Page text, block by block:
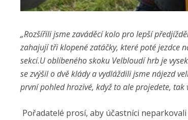
„Rozšířili jsme zaváděcí kolo pro lepší
zahajují tři klopené zatáčky, které poté jezdce
sekcí. ​U oblíbeného skoku Velbloudí hrb je
se zvýšil o dvě klády a vydláždili jsme nájezd
první pohled hrozivé, když to ale projedete, tak
Pořadatelé prosí, aby účastníci